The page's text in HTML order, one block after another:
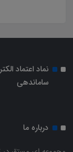
نماد اعتماد
ساماندهی
درباره ما